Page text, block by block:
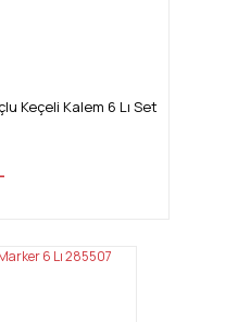
Keçeli Kalem 6 Lı Set